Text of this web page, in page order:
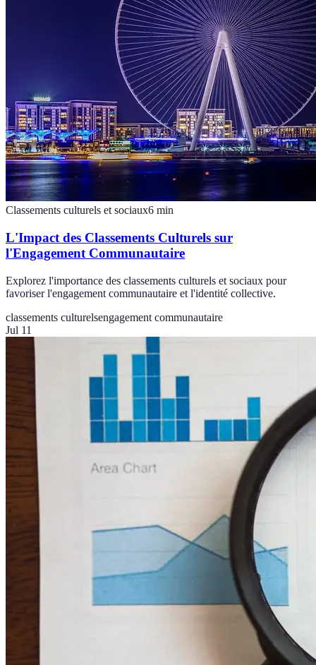
Classements culturels et sociaux6 min
L'Impact des Classements Culturels sur
l'Engagement Communautaire
Explorez l'importance des classements culturels et sociaux pour
favoriser l'engagement communautaire et l'identité collective.
classements culturelsengagement communautaire
Jul 11